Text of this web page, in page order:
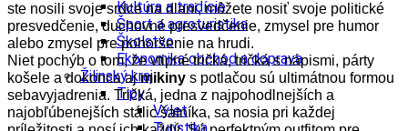
Kultúra a tradície
Šport a agroturistika
Školstvo
Ekonomika obchod a doprava
Žilinský kraj
Tipy
Výlet
ste nosili svoje srdce na dlani, môžete nosiť svoje politické
presvedčenie, duchovné presvedčenie, zmysel pre humor
alebo zmysel pre pohoršenie na hrudi.
Niet pochýb o tom, že vtipné tričká, tričká s nápismi, párty
košele a dokonca ajmikiny s potlačou sú ultimátnou formou
sebavyjadrenia. Tričká, jedna z najpohodlnejších a
najobľúbenejších stálic šatníka, sa nosia pri každej